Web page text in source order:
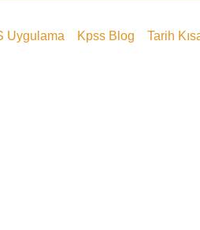
Uygulama Kpss Blog Tarih